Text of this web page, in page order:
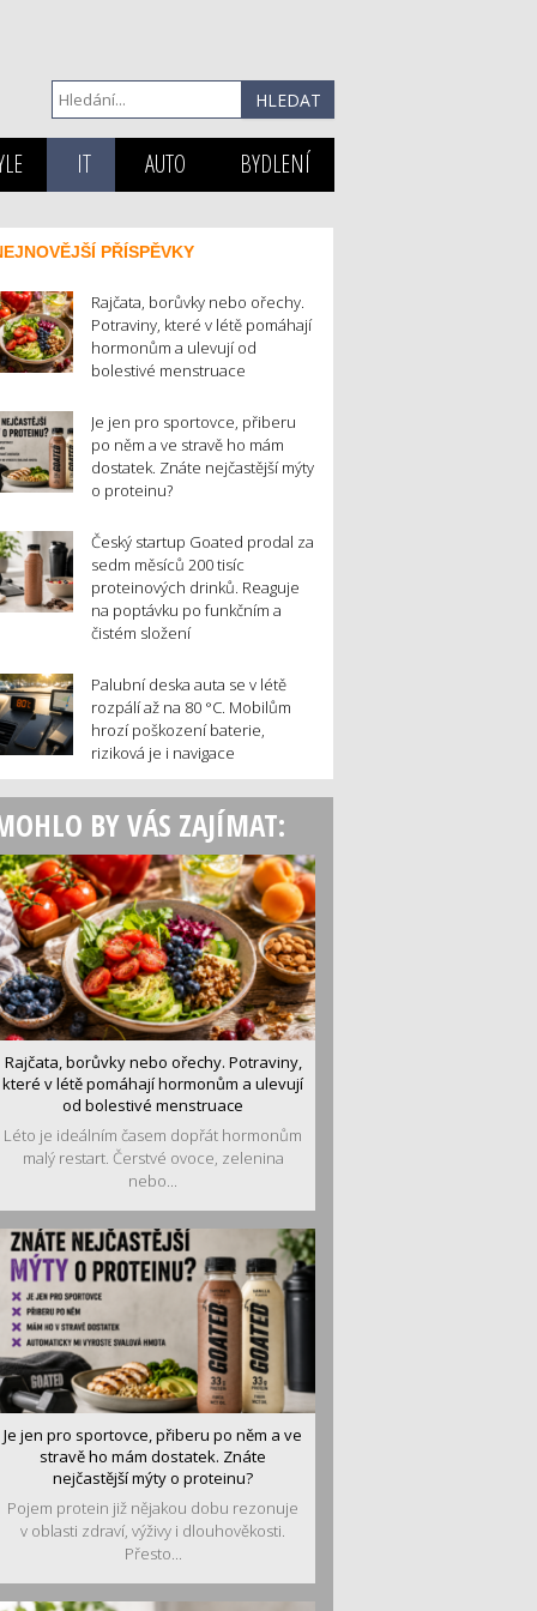
IT AUTO BYDLENÍ
PŘÍSPĚVKY
Rajčata, borůvky nebo ořechy.
Potraviny, které v létě pomáhají
hormonům a ulevují od
bolestivé menstruace
Je jen pro sportovce, přiberu
po něm a ve stravě ho mám
dostatek. Znáte nejčastější mýty
o proteinu?
Český startup Goated prodal za
sedm měsíců 200 tisíc
proteinových drinků. Reaguje
na poptávku po funkčním a
čistém složení
Palubní deska auta se v létě
rozpálí až na 80 °C. Mobilům
hrozí poškození baterie,
riziková je i navigace
BY VÁS ZAJÍMAT:
Rajčata, borůvky nebo ořechy. Potraviny,
které v létě pomáhají hormonům a ulevují
od bolestivé menstruace
Léto je ideálním časem dopřát hormonům
malý restart. Čerstvé ovoce, zelenina
nebo...
Je jen pro sportovce, přiberu po něm a ve
stravě ho mám dostatek. Znáte
nejčastější mýty o proteinu?
Pojem protein již nějakou dobu rezonuje
v oblasti zdraví, výživy i dlouhověkosti.
Přesto...